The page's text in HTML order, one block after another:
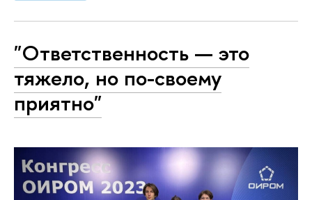
"Ответственность — это
тяжело, но по-своему
приятно"